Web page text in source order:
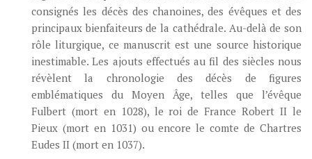
consignés les décès des chanoines, des évêques et des
principaux bienfaiteurs de la cathédrale. Au-delà de son
rôle liturgique, ce manuscrit est une source historique
inestimable. Les ajouts effectués au fil des siècles nous
révèlent la chronologie des décès de figures
emblématiques du Moyen Âge, telles que l’évêque
Fulbert (mort en 1028), le roi de France Robert II le
Pieux (mort en 1031) ou encore le comte de Chartres
Eudes II (mort en 1037).